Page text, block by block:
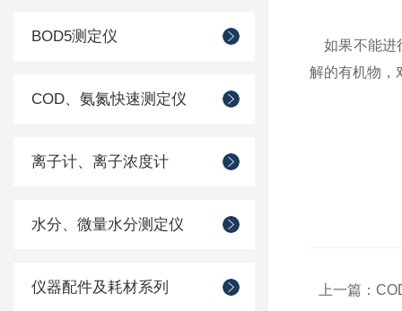
BOD5测定仪
COD、氨氮快速测定仪
离子计、离子浓度计
水分、微量水分测定仪
仪器配件及耗材系列
如果不能进
解的有机物，
上一篇：